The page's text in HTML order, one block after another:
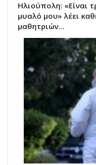
Ηλιούπολη: «Είναι
μυαλό μου» λέει
μαθητριών…